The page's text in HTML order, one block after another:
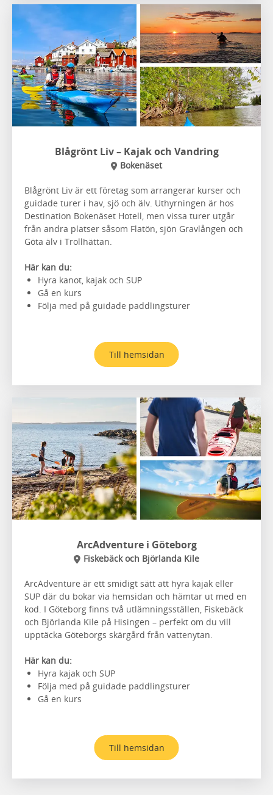
Blågrönt Liv – Kajak och Vandring
Bokenäset
Blågrönt Liv är ett företag som arrangerar kurser och
guidade turer i hav, sjö och älv. Uthyrningen är hos
Destination Bokenäset Hotell, men vissa turer utgår
från andra platser såsom Flatön, sjön Gravlången och
Göta älv i Trollhättan.
Här kan du:
Hyra kanot, kajak och SUP
Gå en kurs
Följa med på guidade paddlingsturer
Till hemsidan
ArcAdventure i Göteborg
Fiskebäck och Björlanda Kile
ArcAdventure är ett smidigt sätt att hyra kajak eller
SUP där du bokar via hemsidan och hämtar ut med en
kod. I Göteborg finns två utlämningsställen, Fiskebäck
och Björlanda Kile på Hisingen – perfekt om du vill
upptäcka Göteborgs skärgård från vattenytan.
Här kan du:
Hyra kajak och SUP
Följa med på guidade paddlingsturer
Gå en kurs
Till hemsidan